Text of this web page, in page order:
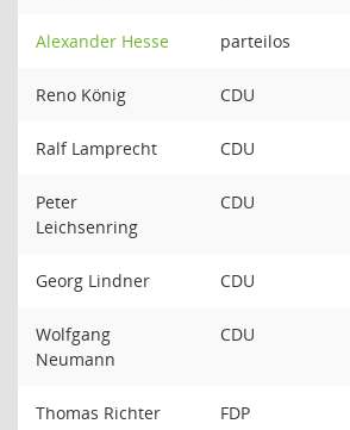
Alexander Hesse parteilos
Reno König CDU
Ralf Lamprecht CDU
Peter
Leichsenring
CDU
Georg Lindner CDU
Wolfgang
Neumann
CDU
Thomas Richter FDP